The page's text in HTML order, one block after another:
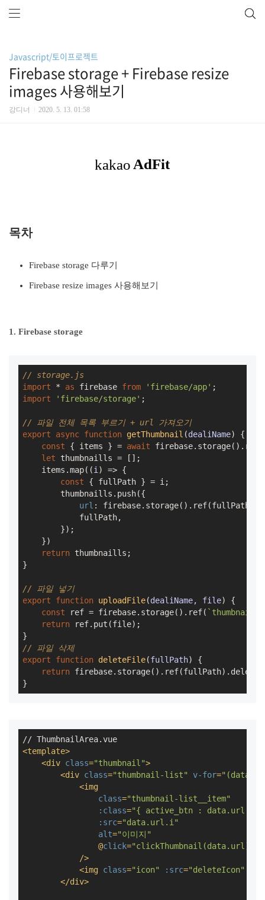
Javascript/토이프로젝트
Firebase storage + Firebase resize
images 사용해보기
강디너 2020. 5. 13. 01:58
목차
Firebase storage 다루기
Firebase resize images 사용해보기
1. Firebase storage
// storage.js
import * as firebase from 'firebase/app'
import
'firebase/storage' ;
// 파일 전체 목록 부르기 + url 가져오기
export
async function getThumbnail (dealiName) {
const { items } = await firebase.storage().ref(
let thumbnaills = [];
    items.map(
(i ) => {
const { fullPath } = i;
        thumbnaills.push({
url :
            fullPath,
        });
    })
return thumbnaills;
}
// 파일 넣기
export
function uploadFile(dealiName, file) {
const ref = firebase.storage().ref( `thumbnail/
return ref.put(file);
// 파일 삭제
export
function deleteFile(fullPath) {
return
}
<template>
<div class="thumbnail">
<div class="thumbnail-list" v-for="(data,
<img
class="thumbnail-list__item"
:class="{ active_btn : data.url.i
:src="data.url.i"
alt="이미지"
                @
click="clickThumbnail(data.url)"
            />
<img class="icon" :src="deleteIcon"
</div>